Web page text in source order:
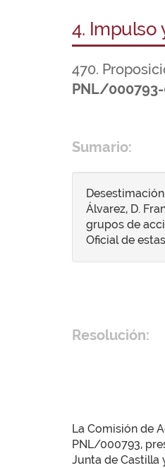
4. Impulso
470.
PNL/
Sumario:
Álvarez, D.
grupos de
Oficial de
Resolución:
La Comisión de
PNL/000793,
Junta de Castilla